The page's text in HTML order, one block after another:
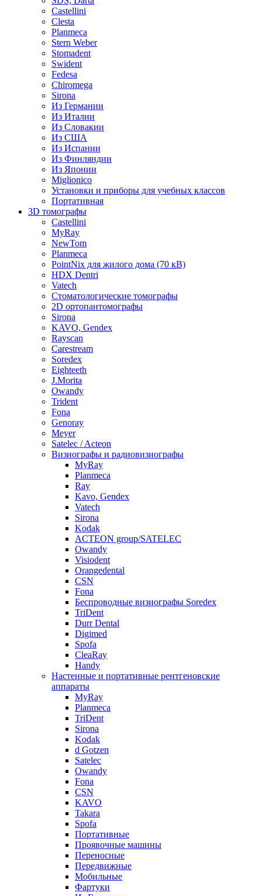
Castellini
Clesta
Planmeca
Stern Weber
Stomadent
Swident
Fedesa
Chiromega
Sirona
Из Германии
Из Италии
Из Словакии
Из США
Из Испании
Из Финляндии
Из Японии
Miglionico
Установки и приборы для учебных классов
Портативная
3D томографы
Castellini
MyRay
NewTom
Planmeca
PointNix для жилого дома (70 кВ)
HDX Dentri
Vatech
Стоматологические томографы
2D ортопантомографы
Sirona
KAVO, Gendex
Rayscan
Carestream
Soredex
Eighteeth
J.Morita
Owandy
Trident
Fona
Genoray
Meyer
Satelec / Acteon
Визиографы и радиовизиографы
MyRay
Planmeca
Ray
Kavo, Gendex
Vatech
Sirona
Kodak
ACTEON group/SATELEC
Owandy
Visiodent
Orangedental
CSN
Fona
Беспроводные визиографы Soredex
TriDent
Durr Dental
Digimed
Spofa
CleaRay
Handy
Настенные и портативные рентгеновские
аппараты
MyRay
Planmeca
TriDent
Sirona
Kodak
d Gotzen
Satelec
Owandy
Fona
CSN
KAVO
Takara
Spofa
Портативные
Проявочные машины
Переносные
Передвижные
Мобильные
Фартуки